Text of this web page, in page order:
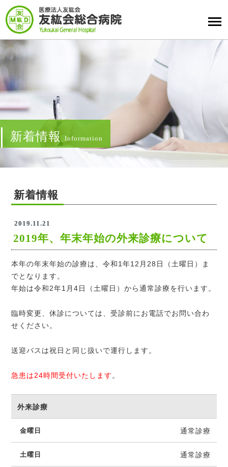
新着情報 Information
新着情報
2019.11.21
2019年、年末年始の外来診療について
本年の年末年始の診療は、令和1年12月28日（土曜日）ま
でとなります。
年始は令和2年1月4日（土曜日）から通常診療を行います。
臨時変更、休診については、受診前にお電話でお問い合わ
せください。
送迎バスは祝日と同じ扱いで運行します。
急患は24時間受付いたします 。
外来診療
通常診療
通常診療